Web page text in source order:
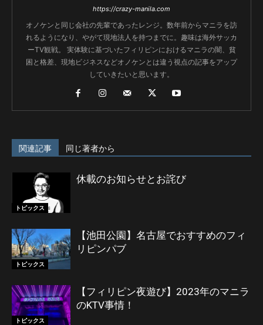
https://crazy-manila.com
オノケンと同じ会社の先輩であったレンジ。数年前からマニラを訪
れるようになり、やがて現地法人を持つまでに。趣味は海外サッカ
ーTV観戦。 実体験に基づいたフィリピンにおけるマニラの闇、貧
困と格差、現地ビジネスなどオノケンとは違う視点の記事をアップ
していきたいと思います。
関連記事 同じ著者から
トピックス
休載のお知らせとお詫び
トピックス
【池田公園】名古屋でおすすめのフィ
リピンパブ
トピックス
【フィリピン夜遊び】2023年のマニラ
のKTV事情！